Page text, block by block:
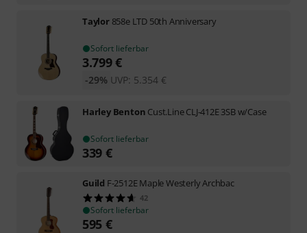
Taylor 858e LTD 50th Anniversary
Sofort lieferbar
3.799€
UVP: 5.354 €
-29%
Harley Benton Cust.Line CLJ-412E 3SB w/Case
Sofort lieferbar
339 €
Guild F-2512E Maple Westerly Archbac
42
Sofort lieferbar
595 €